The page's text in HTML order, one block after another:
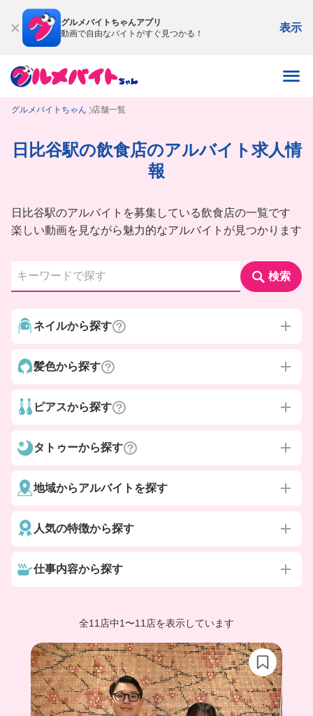
グルメバイトちゃんアプリ
動画で自由なバイトがすぐ見つかる！
表示
グルメバイトちゃん 店舗一覧
日比谷駅の飲食店のアルバイト求人情
報
日比谷駅のアルバイトを募集している飲食店の一覧です
楽しい動画を見ながら魅力的なアルバイトが見つかります
検索
ネイルから探す
髪色から探す
ピアスから探す
タトゥーから探す
地域からアルバイトを探す
人気の特徴から探す
仕事内容から探す
全11店中1 〜11店を表示しています